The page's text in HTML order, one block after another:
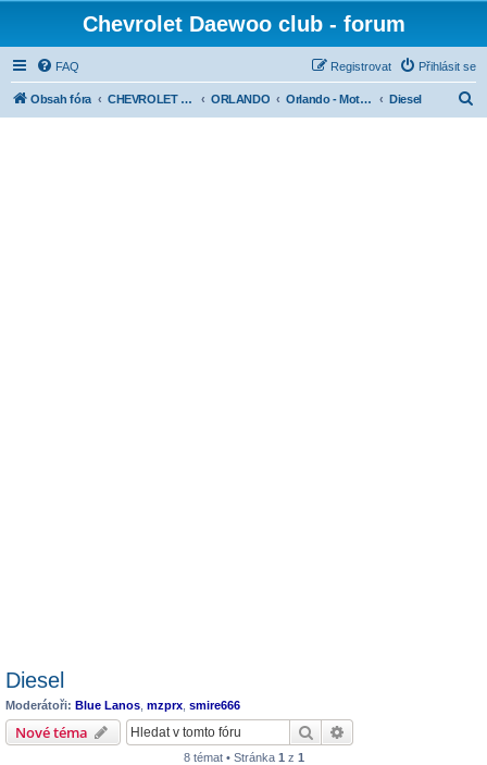
Chevrolet Daewoo club - forum
FAQ Přihlásit se
Registrovat
Obsah fóra CHEVROLET diskuse dle modelů ORLANDO Orlando - Motory Diesel
Diesel
Moderátoři: Blue Lanos mzprx smire666
Nové téma Hledat
8 témat • Stránka 1 z 1